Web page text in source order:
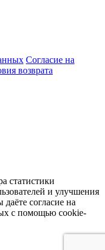
Согласие на
возврата
статистики
и улучшения
согласие на
с помощью cookie-